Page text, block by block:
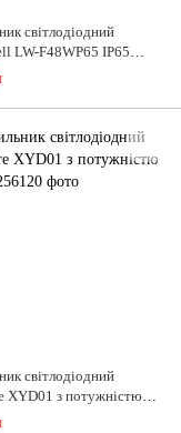
світлодіодний
LW-F48WP65 IP65
Вт
світлодіодний
XYD01 з потужністю